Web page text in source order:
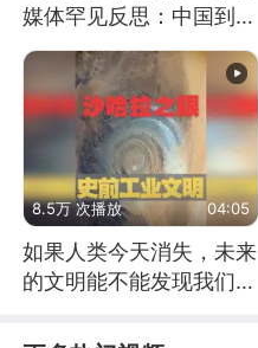
媒体罕见反思：中国到底
是不是在"拆台"
8.5万 次播放 04:05
如果人类今天消失，未来
的文明能不能发现我们存